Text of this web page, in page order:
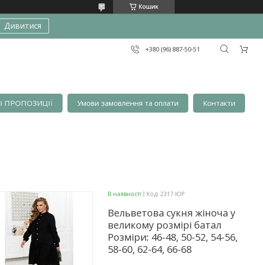
Кошик
Дивитися
+380 (96) 887-50-51
ПРОПОЗИЦІЇ Умови замовлення та оплати
Контакти
В наявності Код: 2317 ЮР
Вельветова сукня жіноча у
великому розмірі батал
Розміри: 46-48, 50-52, 54-56,
58-60, 62-64, 66-68